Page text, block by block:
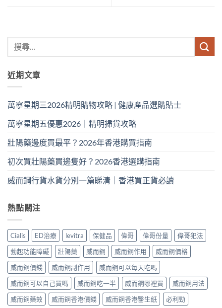
近期文章
萬寧星期三2026精明購物攻略 | 健康產品選購貼士
萬寧星期五優惠2026｜精明掃貨攻略
壯陽藥邊度買最平？2026年香港購買指南
初次買壯陽藥買邊隻好？2026香港選購指南
威而鋼行貨水貨分別一篇睇清｜香港買正貨必讀
熱點關注
Cialis ED治療 levitra 保健品 偉哥 偉哥份量
偉哥犯法
勃起功能障礙
壯陽藥 威而鋼 威而鋼作用
威而鋼價格
威而鋼價錢
威而鋼副作用
威而鋼可以每天吃嗎
威而鋼可以自己買嗎
威而鋼吃一半 威而鋼哪裡買
威而鋼用法
威而鋼藥效
威而鋼香港價錢 威而鋼香港醫生紙 必利勁